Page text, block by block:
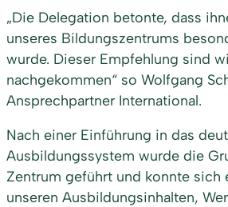
„Die Delegation betonte, dass
unseres Bildungszentrums
wurde. Dieser Empfehlung sind
nachgekommen“ so Wolfgang
Ansprechpartner International.
Nach einer Einführung in das
Ausbildungssystem wurde die
Zentrum geführt und konnte sich
unseren Ausbildungsinhalten,